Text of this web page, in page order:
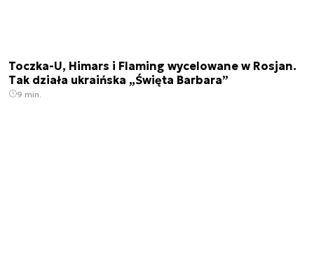
Toczka-U, Himars i Flaming wycelowane w Rosjan.
Tak działa ukraińska „Święta Barbara”
9 min.